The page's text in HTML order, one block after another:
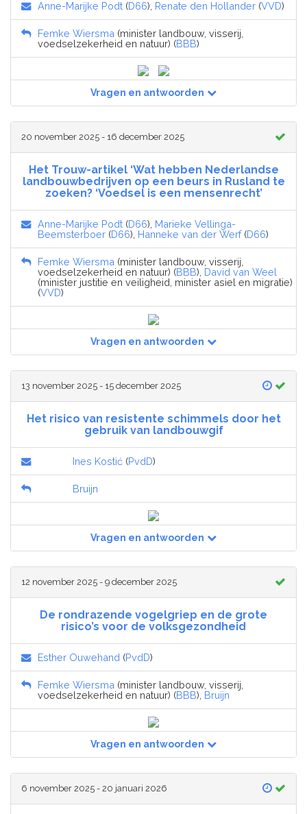
Anne-Marijke Podt (D66), Renate den Hollander (VVD)
Femke Wiersma (minister landbouw, visserij,
voedselzekerheid en natuur) (BBB)
Vragen en antwoorden
20 november 2025 - 16 december 2025
Het Trouw-artikel ‘Wat hebben Nederlandse
landbouwbedrijven op een beurs in Rusland te
zoeken? ‘Voedsel is een mensenrecht’
Anne-Marijke Podt (D66), Marieke Vellinga-
Beemsterboer (D66), Hanneke van der Werf(D66)
Femke Wiersma (minister landbouw, visserij,
voedselzekerheid en natuur) (BBB), David van Weel
(minister justitie en veiligheid, minister asiel en migratie)
(VVD)
Vragen en antwoorden
13 november 2025 - 15 december 2025
Het risico van resistente schimmels door het
gebruik van landbouwgif
Ines Kostić (PvdD)
Bruijn
Vragen en antwoorden
12 november 2025 - 9 december 2025
De rondrazende vogelgriep en de grote
risico’s voor de volksgezondheid
Esther Ouwehand (PvdD)
Femke Wiersma (minister landbouw, visserij,
voedselzekerheid en natuur) (BBB), Bruijn
Vragen en antwoorden
6 november 2025 - 20 januari 2026